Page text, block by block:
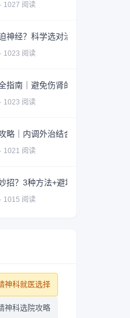
1027 阅读
神经？科学选对治疗方案全攻略
1023 阅读
指南｜避免伤肾的3大关键因素
1023 阅读
略｜内调外治结合改善皮肤问题
1021 阅读
招？3种方法+避坑指南助你科学
1015 阅读
神科就医选择
神科选院攻略